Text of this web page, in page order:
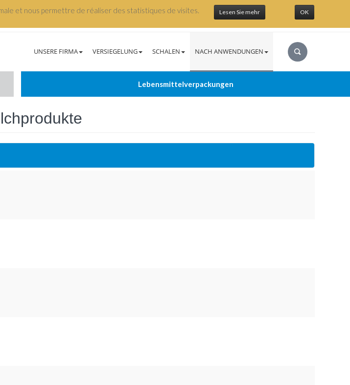
et nous permettre de réaliser des statistiques de visites. Lesen Sie mehr OK
UNSERE FIRMA VERSIEGELUNG SCHALEN NACH ANWENDUNGEN
Lebensmittelverpackungen